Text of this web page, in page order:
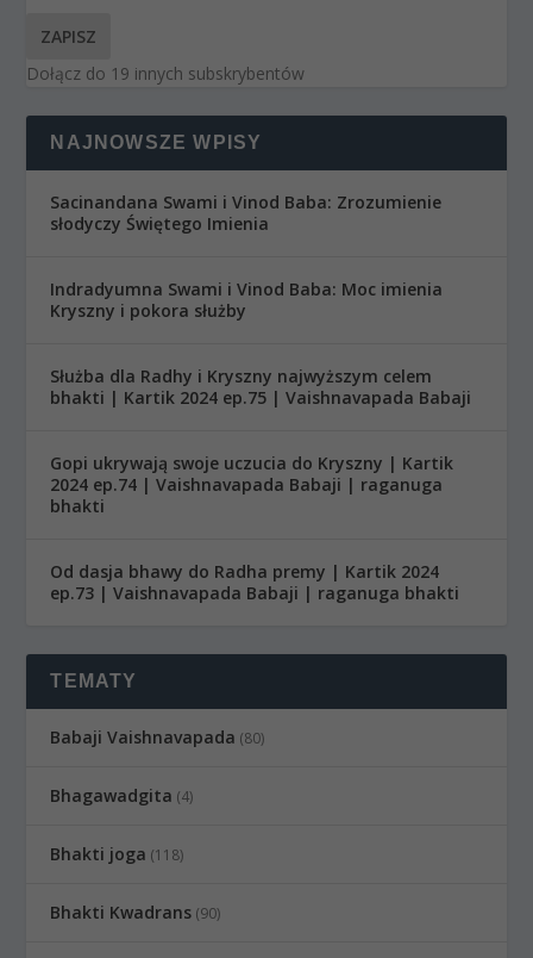
ZAPISZ
Dołącz do 19 innych subskrybentów
NAJNOWSZE WPISY
Sacinandana Swami i Vinod Baba: Zrozumienie
słodyczy Świętego Imienia
Indradyumna Swami i Vinod Baba: Moc imienia
Kryszny i pokora służby
Służba dla Radhy i Kryszny najwyższym celem
bhakti | Kartik 2024 ep.75 | Vaishnavapada Babaji
Gopi ukrywają swoje uczucia do Kryszny | Kartik
2024 ep.74 | Vaishnavapada Babaji | raganuga
bhakti
Od dasja bhawy do Radha premy | Kartik 2024
ep.73 | Vaishnavapada Babaji | raganuga bhakti
TEMATY
Babaji Vaishnavapada (80)
Bhagawadgita (4)
Bhakti joga (118)
Bhakti Kwadrans (90)